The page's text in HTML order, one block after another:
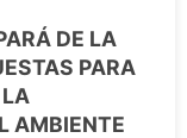
DE LA
PARA
LA
AMBIENTE